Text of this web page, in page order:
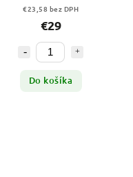
€23,58 bez DPH
€29
Do košíka